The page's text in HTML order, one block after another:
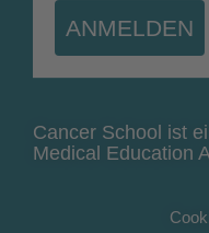
ANMELDEN
Cancer School ist
Medical Education